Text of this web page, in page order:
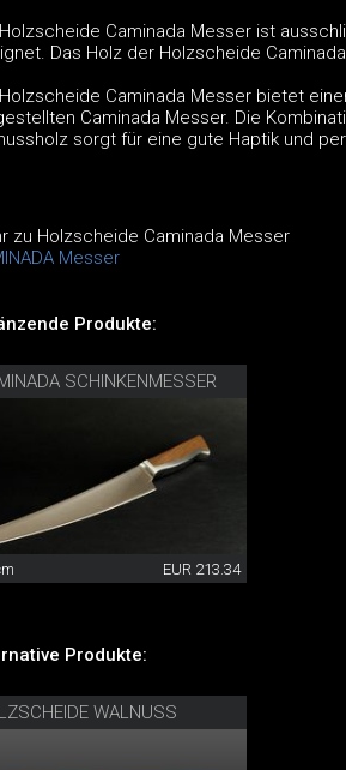
Caminada Messer ist
Das Holz der Holzscheide
Caminada Messer bietet
Caminada Messer. Die
sorgt für eine gute Haptik und
zu Holzscheide Caminada Messer
Messer
Produkte:
SCHINKENMESSER
EUR 213.34
Produkte:
WALNUSS